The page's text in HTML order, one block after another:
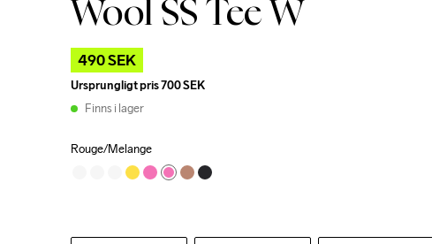
Wool SS Tee W
490 SEK
Ursprungligt pris700 SEK
Finns i lager
Rouge/Melange